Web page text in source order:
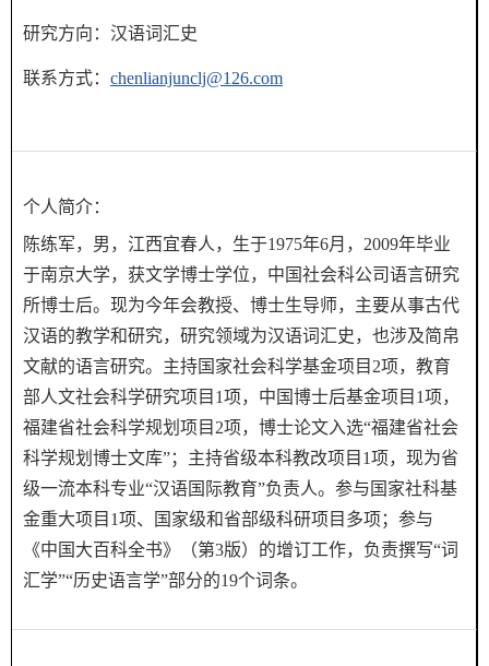
研究方向： 汉语词汇史
联系方式： chenlianjunclj@126.com
个人简介：
陈练军，男，江西宜春人，生于1975年6月，2009年毕业
于南京大学，获文学博士学位，中国社会科公司语言研究
所博士后。现为今年会教授、博士生导师，主要从事古代
汉语的教学和研究，研究领域为汉语词汇史，也涉及简帛
文献的语言研究。主持国家社会科学基金项目2项，教育
部人文社会科学研究项目1项，中国博士后基金项目1项，
福建省社会科学规划项目2项，博士论文入选“福建省社会
科学规划博士文库”；主持省级本科教改项目1项，现为省
级一流本科专业“汉语国际教育”负责人。参与国家社科基
金重大项目1项、国家级和省部级科研项目多项；参与
《中国大百科全书》（第3版）的增订工作，负责撰写“词
汇学”“历史语言学”部分的19个词条。